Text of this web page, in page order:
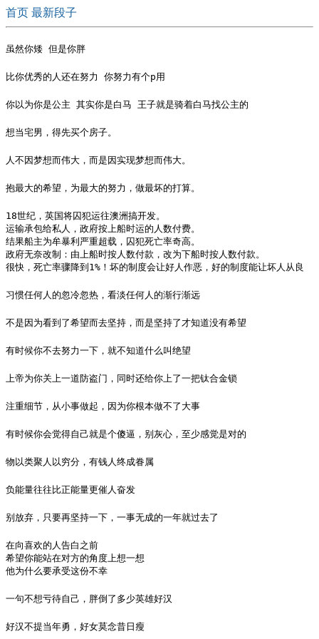
首页 最新段子
虽然你矮 但是你胖
比你优秀的人还在努力 你努力有个p用
你以为你是公主 其实你是白马 王子就是骑着白马找公主的
想当宅男，得先买个房子。
人不因梦想而伟大，而是因实现梦想而伟大。
抱最大的希望，为最大的努力，做最坏的打算。
18世纪，英国将囚犯运往澳洲搞开发。
运输承包给私人，政府按上船时运的人数付费。
结果船主为牟暴利严重超载，囚犯死亡率奇高。
政府无奈改制：由上船时按人数付款，改为下船时按人数付款。
很快，死亡率骤降到1%！坏的制度会让好人作恶，好的制度能让坏人从良 ​
习惯任何人的忽冷忽热，看淡任何人的渐行渐远
不是因为看到了希望而去坚持，而是坚持了才知道没有希望
有时候你不去努力一下，就不知道什么叫绝望
上帝为你关上一道防盗门，同时还给你上了一把钛合金锁
注重细节，从小事做起，因为你根本做不了大事
有时候你会觉得自己就是个傻逼，别灰心，至少感觉是对的
物以类聚人以穷分，有钱人终成眷属
负能量往往比正能量更催人奋发
别放弃，只要再坚持一下，一事无成的一年就过去了
在向喜欢的人告白之前
希望你能站在对方的角度上想一想
他为什么要承受这份不幸
一句不想亏待自己，胖倒了多少英雄好汉
好汉不提当年勇，好女莫念昔日瘦